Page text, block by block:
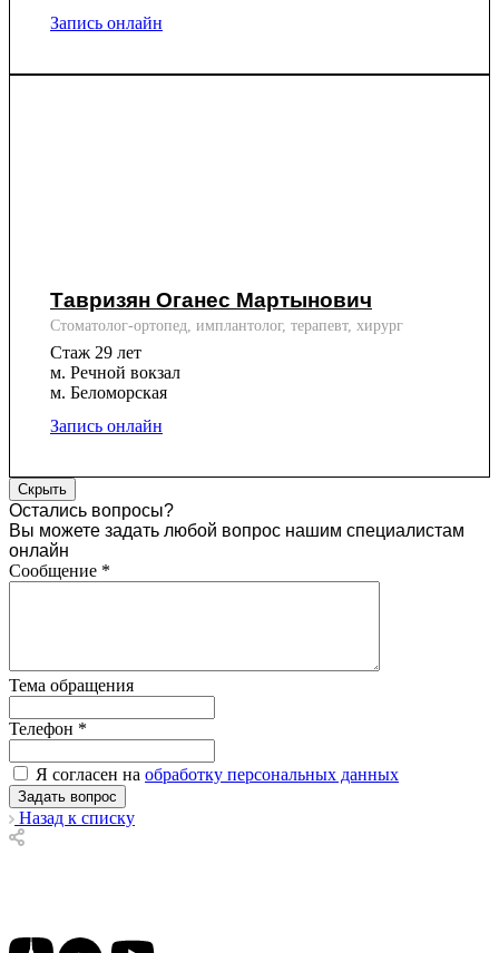
Запись онлайн
Тавризян Оганес Мартынович
Стоматолог-ортопед, имплантолог, терапевт, хирург
Стаж 29 лет
м. Речной вокзал
м. Беломорская
Запись онлайн
Скрыть
Остались вопросы?
Вы можете задать любой вопрос нашим специалистам
онлайн
Сообщение *
Тема обращения
Телефон *
Я согласен на обработку персональных данных
Назад к списку